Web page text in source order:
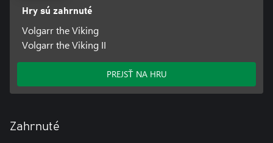
Hry sú zahrnuté
Volgarr the Viking
Volgarr the Viking II
PREJSŤ NA HRU
Zahrnuté